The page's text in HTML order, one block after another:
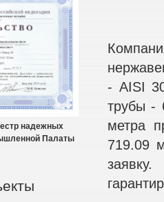
надежных
Палаты
- AISI
трубы -
метра
719.09